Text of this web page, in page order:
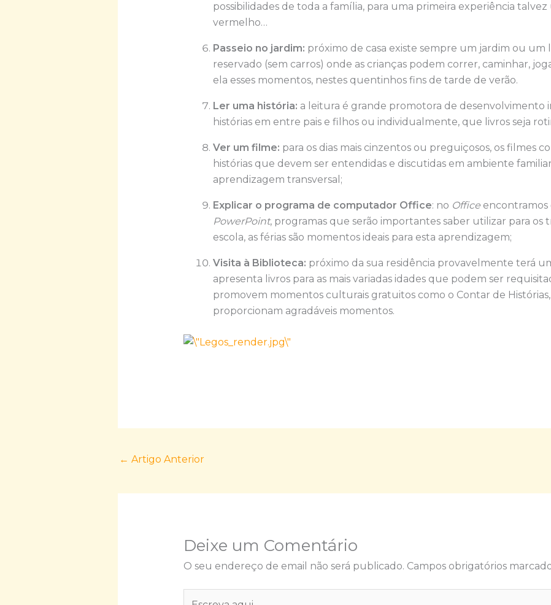
possibilidades de toda a família, para uma primeira experiência
vermelho…
Passeio no jardim: próximo de casa existe sempre um jardim ou um
reservado (sem carros) onde as crianças podem correr, caminhar,
ela esses momentos, nestes quentinhos fins de tarde de verão.
Ler uma história: a leitura é grande promotora de desenvolvimento
histórias em entre pais e filhos ou individualmente, que livros seja
Ver um filme: para os dias mais cinzentos ou preguiçosos, os filmes
histórias que devem ser entendidas e discutidas em ambiente
aprendizagem transversal;
Explicar o programa de computador Office: no Officeencontramos
PowerPoint, programas que serão importantes saber utilizar para os
escola, as férias são momentos ideais para esta aprendizagem;
Visita à Biblioteca: próximo da sua residência provavelmente terá
apresenta livros para as mais variadas idades que podem ser
promovem momentos culturais gratuitos como o Contar de
proporcionam agradáveis momentos.
← Artigo Anterior
Deixe um Comentário
O seu endereço de email não será publicado. Campos obrigatórios